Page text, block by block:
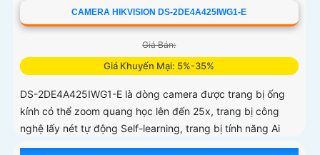
CAMERA HIKVISION DS-2DE4A425IWG1-E
Giá Bán:
Giá Khuyến Mại: 5%-35%
DS-2DE4A425IWG1-E là dòng camera được trang bị ống
kính có thể zoom quang học lên đến 25x, trang bị công
nghệ lấy nét tự động Self-learning, trang bị tính năng Ai
nhận diện chính xác tích hợp AcuSearch khi kết hợp chung